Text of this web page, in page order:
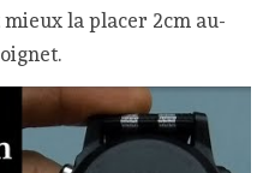
mieux la placer 2cm au-